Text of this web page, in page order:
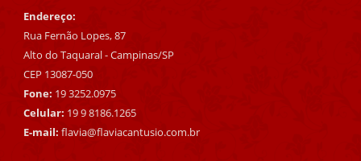
Endereço:
Rua Fernão Lopes, 87
Alto do Taquaral - Campinas/SP
CEP 13087-050
Fone: 19 3252.0975
Celular: 19 9 8186.1265
E-mail: flavia@flaviacantusio.com.br